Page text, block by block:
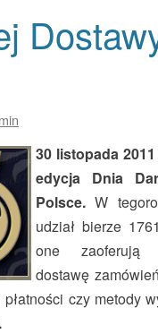
30 listopada
edycja Dnia
Polsce. W
udział bierze
one zaoferują
dostawę
czy metody